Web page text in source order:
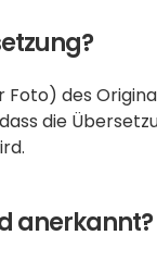
Foto) des
die
anerkannt?